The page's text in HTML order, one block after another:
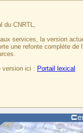
du CNRTL,
services, la version
une refonte complète
version ici : Portail lexical